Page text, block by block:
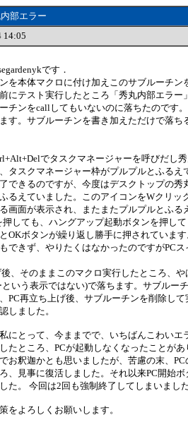
部エラー
です．
を本体マクロに付け加えこのサブルーチン
にテスト実行したところ「秀丸内部エラー
チンをcallしてもいないのに落ちたのです
す。サブルーチンを書き加えただけで落ち
でタスクマネージャーを呼びだし
タスクマネージャー枠がプルプルとふるえ
できるのですが、今度はデスクトップの秀
るえていました。このアイコンをWクリッ
画面が表示され、またまたプルプルとふる
押しても、ハングアップ起動ボタンを押し
OKボタンが繰り返し勝手に押されていま
できず、やりたくはなかったのですがPC
、そのままこのマクロ実行したところ、
という表示ではない)で落ちます。サブルー
PC再立ち上げ後、サブルーチンを削除し
しました。
にとって、今ままでで、いちばんこわいエ
たところ、PCが起動しなくなったことが
お釈迦かとも思いましたが、苦慮の末、
、見事に復活しました。それ以来PC開始
た。 今回は2回も強制終了してしまいまし
をよろしくお願いします。